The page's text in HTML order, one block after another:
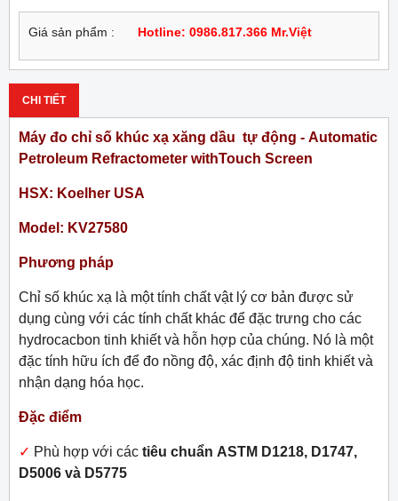
Giá sản phẩm : Hotline: 0986.817.366 Mr.Việt
CHI TIẾT
Máy đo chỉ số khúc xạ xăng dầu tự động - Automatic
Petroleum Refractometer withTouch Screen
HSX: Koelher USA
Model: KV27580
Phương pháp
Chỉ số khúc xạ là một tính chất vật lý cơ bản được sử
dụng cùng với các tính chất khác để đặc trưng cho các
hydrocacbon tinh khiết và hỗn hợp của chúng. Nó là một
đặc tính hữu ích để đo nồng độ, xác định độ tinh khiết và
nhận dạng hóa học.
Đặc điểm
✓ Phù hợp với các tiêu chuẩn ASTM D1218, D1747,
D5006 và D5775